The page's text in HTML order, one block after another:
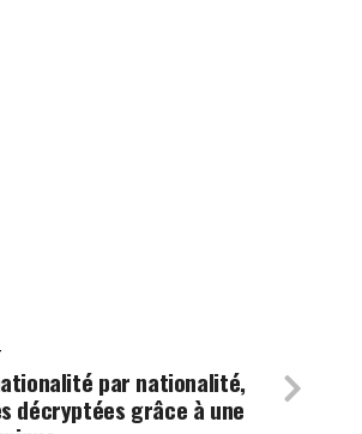
par nationalité,
décryptées grâce à une